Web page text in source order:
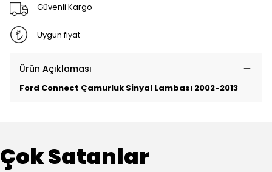
Güvenli Kargo
Uygun fiyat
Ürün Açıklaması
Ford Connect Çamurluk Sinyal Lambası 2002-2013
Çok Satanlar